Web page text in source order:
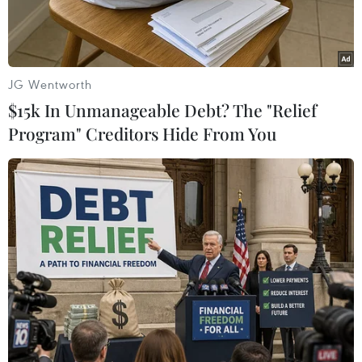
(Nguồn: rappler.com)
Bộ trưởng Giáo dục vừa được bổ nhiệm của
Iraq, bà Shaima al-Hayali đã thông báo quyết
định từ chức sau khi xuất hiện các cáo buộc trên
mạng rằng em trai bà là thành viên của tổ chức
khủng bố "Nhà nước Hồi giáo" (IS) tự xưng.
Trong một dòng trạng thái đăng tải trên mạng
JG Wentworth
$15k In Unmanageable Debt? The "Relief
Program" Creditors Hide From You